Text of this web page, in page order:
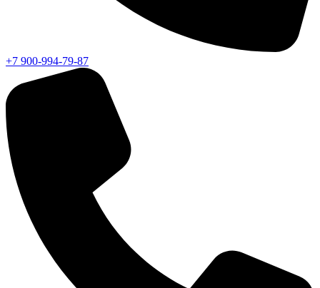
+7 900-994-79-87